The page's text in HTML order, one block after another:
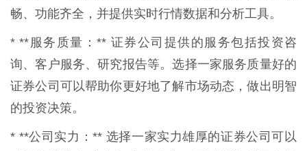
畅、功能齐全，并提供实时行情数据和分析工具。
* **服务质量：** 证券公司提供的服务包括投资咨
询、客户服务、研究报告等。选择一家服务质量好的
证券公司可以帮助你更好地了解市场动态，做出明智
的投资决策。
* **公司实力：** 选择一家实力雄厚的证券公司可以